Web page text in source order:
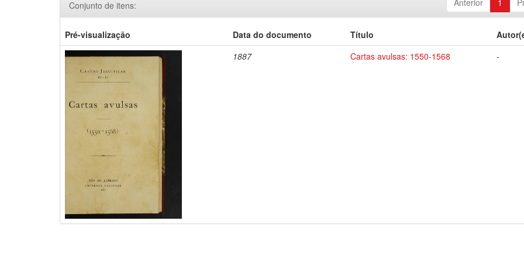
Anterior 1
Conjunto de itens:
Pré-visualização Data do documento Título
1887
Cartas avulsas: 1550-1568 -